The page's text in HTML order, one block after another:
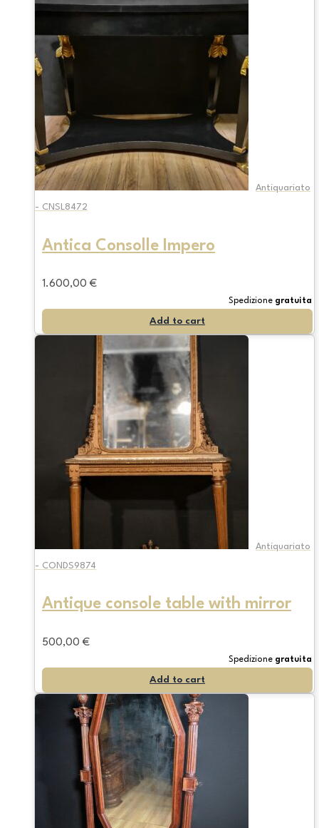
Antiquariato
- CNSL8472
Antica Consolle Impero
1.600,00 €
Spedizione gratuita
Add to cart
Antiquariato
- CONDS9874
Antique console table with mirror
500,00 €
Spedizione gratuita
Add to cart